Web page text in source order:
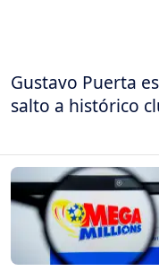
Gustavo Puerta
salto a histórico